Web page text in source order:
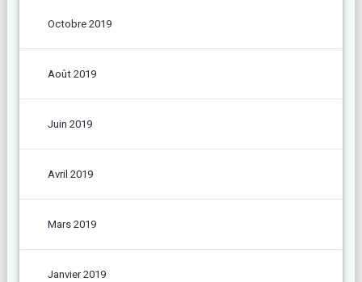
Octobre 2019
Août 2019
Juin 2019
Avril 2019
Mars 2019
Janvier 2019